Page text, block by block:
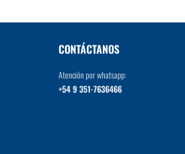
CONTÁCTANOS
Atención por whatsapp:
+54 9 351-7636466